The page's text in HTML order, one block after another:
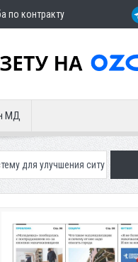
по контракту
МД
ситуации с парковками